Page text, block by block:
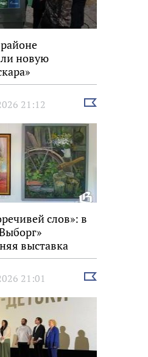
новую
21:12
Выбрать
слов»: в
выставка
21:01
Выбрать